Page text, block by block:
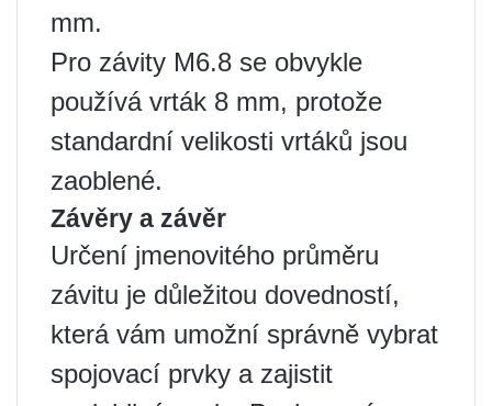
mm.
Pro závity M6.8 se obvykle
používá vrták 8 mm, protože
standardní velikosti vrtáků jsou
zaoblené.
Závěry a závěr
Určení jmenovitého průměru
závitu je důležitou dovedností,
která vám umožní správně vybrat
spojovací prvky a zajistit